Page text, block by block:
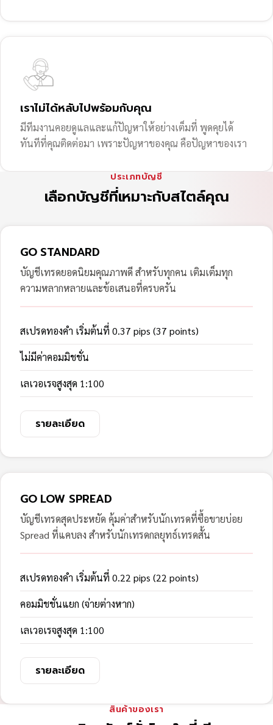
เราไม่ได้หลับไปพร้อมกับคุณ
มีทีมงานคอยดูแลและแก้ปัญหาให้อย่างเต็มที่ พูดคุยได้
ทันทีที่คุณติดต่อมา เพราะปัญหาของคุณ คือปัญหาของเรา
ประเภทบัญชี
เลือกบัญชีที่เหมาะกับสไตล์คุณ
GO STANDARD
บัญชีเทรดยอดนิยมคุณภาพดี สำหรับทุกคน เติมเต็มทุก
ความหลากหลายและข้อเสนอที่ครบครัน
สเปรดทองคำ เริ่มต้นที่ 0.37 pips (37 points)
ไม่มีค่าคอมมิชชั่น
เลเวอเรจสูงสุด 1:100
รายละเอียด
GO LOW SPREAD
บัญชีเทรดสุดประหยัด คุ้มค่าสำหรับนักเทรดที่ซื้อขายบ่อย
Spread ที่แคบลง สำหรับนักเทรดกลยุทธ์เทรดสั้น
สเปรดทองคำ เริ่มต้นที่ 0.22 pips (22 points)
คอมมิชชั่นแยก (จ่ายต่างหาก)
เลเวอเรจสูงสุด 1:100
รายละเอียด
สินค้าของเรา